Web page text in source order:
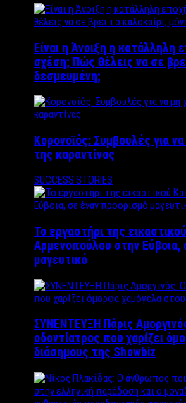
Είναι η Άνοιξη η κατάλληλη
σχέση; Πώς θέλεις να σε
δεσμευμένη;
Κορονοϊός: Συμβουλές για
της καραντίνας
SUCCESS STORIES
Το εργαστήρι της
Αρμενοπούλου στην Εύβοια,
μαγευτικό
ΣΥΝΕΝΤΕΥΞΗ Πάρις
οδοντίατρος που χαρίζει
διάσημους της Showbiz